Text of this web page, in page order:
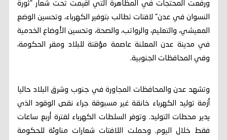
ورفعت المحتجات في المظاهرة التي أقيمت تحت شعار “ثورة
النسوان في عدن” لافتات تطالب بتوفير الكهرباء، وتحسين الوضع
المعيشي، والتعليم، والرواتب، والصحة، وتحسين الأوضاع الخدمية
في مدينة عدن المعلنة عاصمة مؤقتة للبلاد ومقر الحكومة،
وفي المحافظات الجنوبية.
وتشهد عدن والمحافظات المجاورة في جنوب وشرق البلاد حاليا
أزمة توليد الكهرباء خانقة غير مسبوقة جراء نقص الوقود الذي
يدير محطات التوليد. وتوفر السلطات الكهرباء لفترة أربع ساعات
فقط خلال اليوم. وحملت اللافتات شعارات مناوئة للحكومة